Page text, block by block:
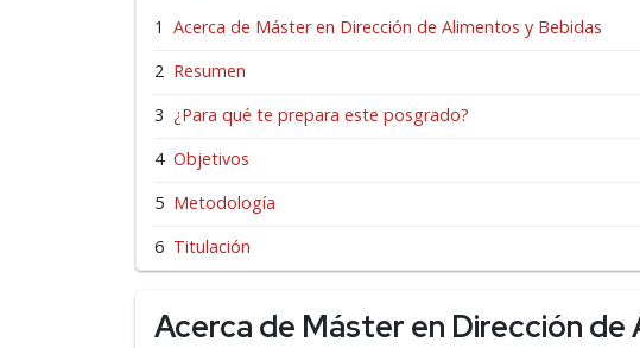
Acerca de Máster en Dirección de Alimentos y Bebidas
Resumen
¿Para qué te prepara este posgrado?
Objetivos
Metodología
Titulación
Acerca de Máster en Dirección de